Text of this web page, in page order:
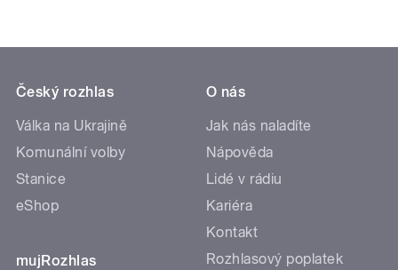
Český rozhlas
Válka na Ukrajině
Komunální volby
Stanice
eShop
mujRozhlas
O nás
Jak nás naladíte
Nápověda
Lidé v rádiu
Kariéra
Kontakt
Rozhlasový poplatek